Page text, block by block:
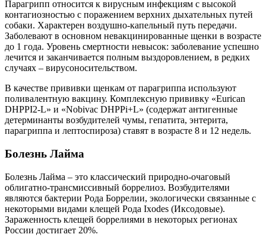
Парагрипп относится к вирусным инфекциям с высокой
контагиозностью с поражением верхних дыхательных путей
собаки. Характерен воздушно-капельный путь передачи.
Заболевают в основном невакцинированные щенки в возрасте
до 1 года. Уровень смертности невысок: заболевание успешно
лечится и заканчивается полным выздоровлением, в редких
случаях – вирусоносительством.
В качестве прививки щенкам от парагриппа используют
поливалентную вакцину. Комплексную прививку «Eurican
DHPPI2-L» и «Nobivac DHPPi+L» (содержат антигенные
детерминанты возбудителей чумы, гепатита, энтерита,
парагриппа и лептоспироза) ставят в возрасте 8 и 12 недель.
Болезнь Лайма
Болезнь Лайма – это классический природно-очаговый
облигатно-трансмиссивный боррелиоз. Возбудителями
являются бактерии Рода Боррелии, экологически связанные с
некоторыми видами клещей Рода Ixodes (Иксодовые).
Зараженность клещей боррелиями в некоторых регионах
России достигает 20%.